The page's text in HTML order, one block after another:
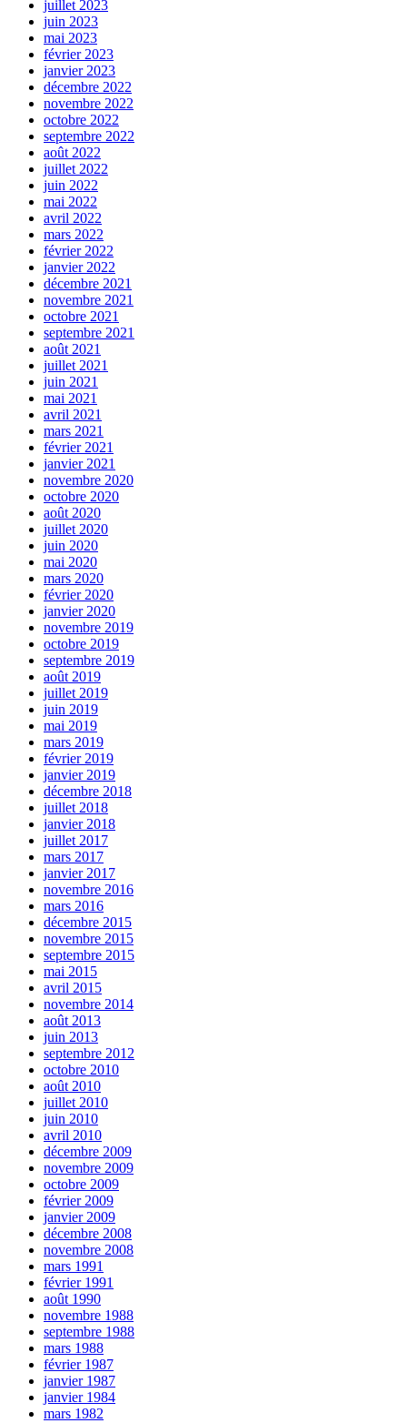
juillet 2023
juin 2023
mai 2023
février 2023
janvier 2023
décembre 2022
novembre 2022
octobre 2022
septembre 2022
août 2022
juillet 2022
juin 2022
mai 2022
avril 2022
mars 2022
février 2022
janvier 2022
décembre 2021
novembre 2021
octobre 2021
septembre 2021
août 2021
juillet 2021
juin 2021
mai 2021
avril 2021
mars 2021
février 2021
janvier 2021
novembre 2020
octobre 2020
août 2020
juillet 2020
juin 2020
mai 2020
mars 2020
février 2020
janvier 2020
novembre 2019
octobre 2019
septembre 2019
août 2019
juillet 2019
juin 2019
mai 2019
mars 2019
février 2019
janvier 2019
décembre 2018
juillet 2018
janvier 2018
juillet 2017
mars 2017
janvier 2017
novembre 2016
mars 2016
décembre 2015
novembre 2015
septembre 2015
mai 2015
avril 2015
novembre 2014
août 2013
juin 2013
septembre 2012
octobre 2010
août 2010
juillet 2010
juin 2010
avril 2010
décembre 2009
novembre 2009
octobre 2009
février 2009
janvier 2009
décembre 2008
novembre 2008
mars 1991
février 1991
août 1990
novembre 1988
septembre 1988
mars 1988
février 1987
janvier 1987
janvier 1984
mars 1982